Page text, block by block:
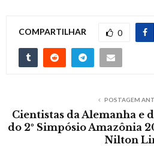
COMPARTILHAR 0
POSTAGEM
Cientistas da Alemanha e
do 2º Simpósio Amazônia
Nilton